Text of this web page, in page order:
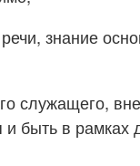
знание
служащего,
быть в рамках